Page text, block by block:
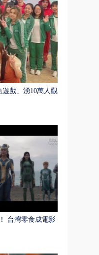
戲」湧10萬人觀
台灣零食成電影